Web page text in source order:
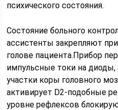
психического состояния.
Состояние больного
ассистенты закрепляют
голове пациента.Прибор
импульсные токи на
участки коры головного
активирует D2-подобные
уровне рефлексов